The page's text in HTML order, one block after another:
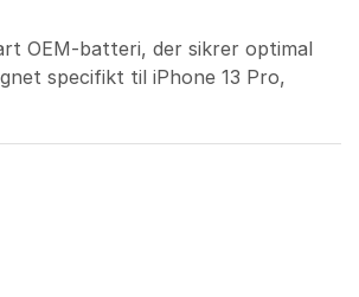
OEM-batteri, der sikrer optimal
specifikt til iPhone 13 Pro,